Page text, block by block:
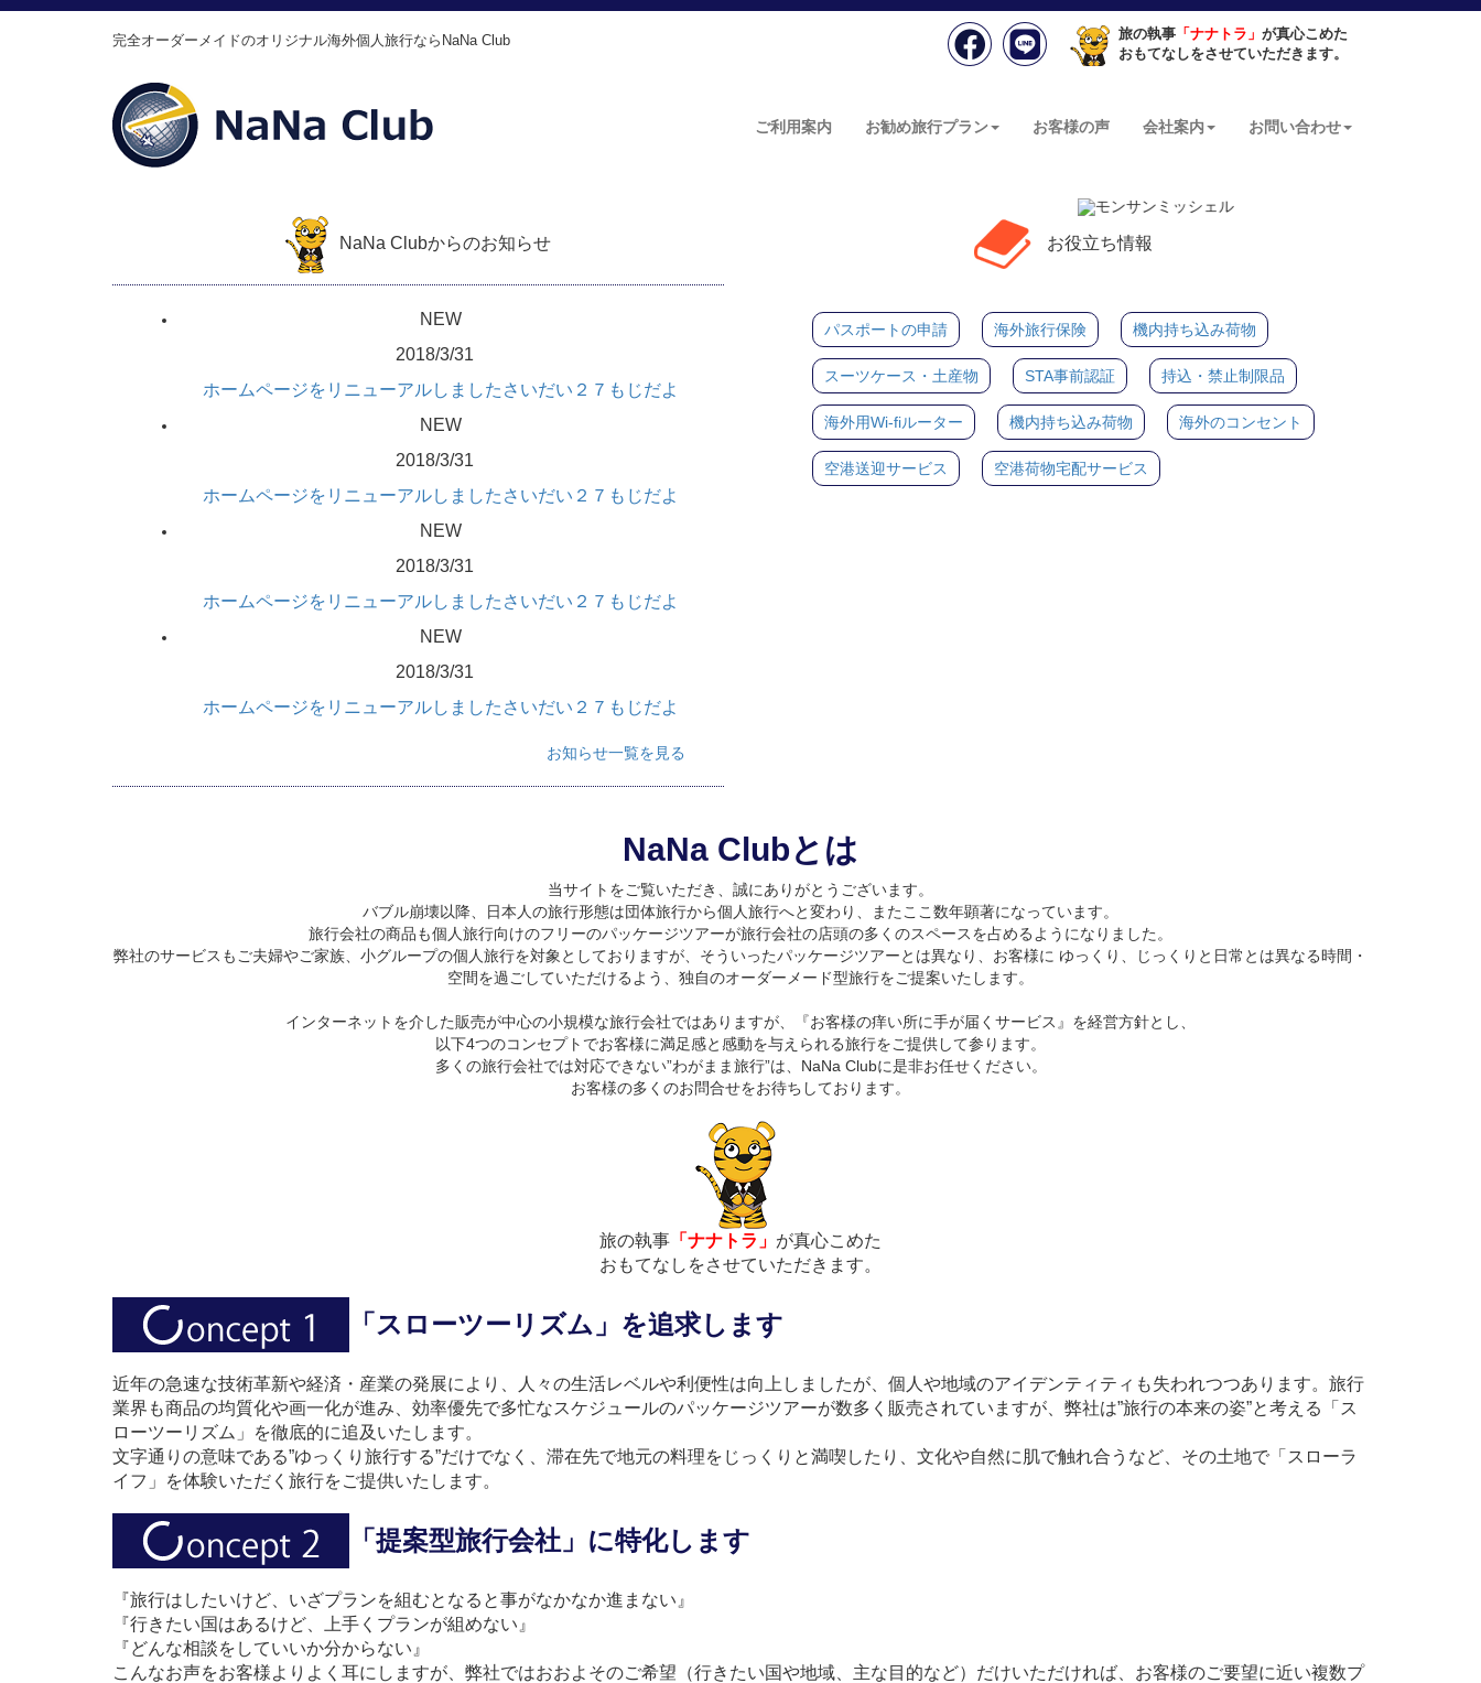
完全オーダーメイドのオリジナル海外個人旅行ならNaNa Club 旅の執事「ナナトラ」 が真心こめた
おもてなしをさせていただきます。
ご利用案内 お勧め旅行プラン お客様の声 会社案内 お問い合わせ
NaNa Clubからのお知らせ
NEW
2018/3/31
ホームページをリニューアルしましたさいだい２７もじだよ
NEW
2018/3/31
ホームページをリニューアルしましたさいだい２７もじだよ
NEW
2018/3/31
ホームページをリニューアルしましたさいだい２７もじだよ
NEW
2018/3/31
ホームページをリニューアルしましたさいだい２７もじだよ
お知らせ一覧を見る
お役立ち情報
パスポートの申請 海外旅行保険 機内持ち込み荷物
スーツケース・土産物 STA事前認証 持込・禁止制限品
海外用Wi-fiルーター 機内持ち込み荷物 海外のコンセント
空港送迎サービス 空港荷物宅配サービス
NaNa Clubとは
当サイトをご覧いただき、誠にありがとうございます。
バブル崩壊以降、日本人の旅行形態は団体旅行から個人旅行へと変わり、またここ数年顕著になっています。
旅行会社の商品も個人旅行向けのフリーのパッケージツアーが旅行会社の店頭の多くのスペースを占めるようになりました。
弊社のサービスもご夫婦やご家族、小グループの個人旅行を対象としておりますが、そういったパッケージツアーとは異なり、お客様に ゆっくり、じっくりと日常とは異なる時間・
空間を過ごしていただけるよう、独自のオーダーメード型旅行をご提案いたします。
インターネットを介した販売が中心の小規模な旅行会社ではありますが、『お客様の痒い所に手が届くサービス』を経営方針とし、
以下4つのコンセプトでお客様に満足感と感動を与えられる旅行をご提供して参ります。
多くの旅行会社では対応できない”わがまま旅行”は、NaNa Clubに是非お任せください。
お客様の多くのお問合せをお待ちしております。
旅の執事 「ナナトラ」 が真心こめた
おもてなしをさせていただきます。
「スローツーリズム」を追求します
近年の急速な技術革新や経済・産業の発展により、人々の生活レベルや利便性は向上しましたが、個人や地域のアイデンティティも失われつつあります。旅行
業界も商品の均質化や画一化が進み、効率優先で多忙なスケジュールのパッケージツアーが数多く販売されていますが、弊社は”旅行の本来の姿”と考える「ス
ローツーリズム」を徹底的に追及いたします。
文字通りの意味である”ゆっくり旅行する”だけでなく、滞在先で地元の料理をじっくりと満喫したり、文化や自然に肌で触れ合うなど、その土地で「スローラ
イフ」を体験いただく旅行をご提供いたします。
「提案型旅行会社」に特化します
『旅行はしたいけど、いざプランを組むとなると事がなかなか進まない』
『行きたい国はあるけど、上手くプランが組めない』
『どんな相談をしていいか分からない』
こんなお声をお客様よりよく耳にしますが、弊社ではおおよそのご希望（行きたい国や地域、主な目的など）だけいただければ、お客様のご要望に近い複数プ